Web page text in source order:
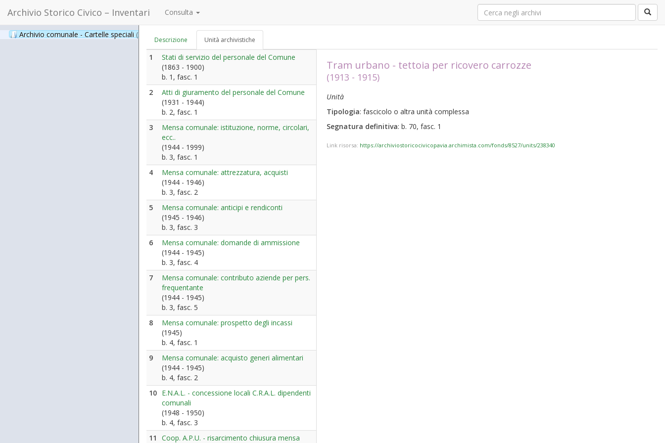
Archivio Storico Civico – Inventari Consulta
Archivio comunale - Cartelle speciali (397)
Descrizione Unità archivistiche
1
Stati di servizio del personale del Comune
(1863 - 1900)
b. 1, fasc. 1
2
Atti di giuramento del personale del Comune
(1931 - 1944)
b. 2, fasc. 1
3
Mensa comunale: istituzione, norme, circolari,
ecc..
(1944 - 1999)
b. 3, fasc. 1
4
Mensa comunale: attrezzatura, acquisti
(1944 - 1946)
b. 3, fasc. 2
5
Mensa comunale: anticipi e rendiconti
(1945 - 1946)
b. 3, fasc. 3
6
Mensa comunale: domande di ammissione
(1944 - 1945)
b. 3, fasc. 4
7
Mensa comunale: contributo aziende per pers.
frequentante
(1944 - 1945)
b. 3, fasc. 5
8
Mensa comunale: prospetto degli incassi
(1945)
b. 4, fasc. 1
9
Mensa comunale: acquisto generi alimentari
(1944 - 1945)
b. 4, fasc. 2
10 E.N.A.L. - concessione locali C.R.A.L. dipendenti
comunali
(1948 - 1950)
b. 4, fasc. 3
11
Coop. A.P.U. - risarcimento chiusura mensa
Tram urbano - tettoia per ricovero carrozze
(1913 - 1915)
Unità
Tipologia: fascicolo o altra unità complessa
Segnatura definitiva: b. 70, fasc. 1
Link risorsa: https://archiviostoricocivicopavia.archimista.com/fonds/8527/units/238340